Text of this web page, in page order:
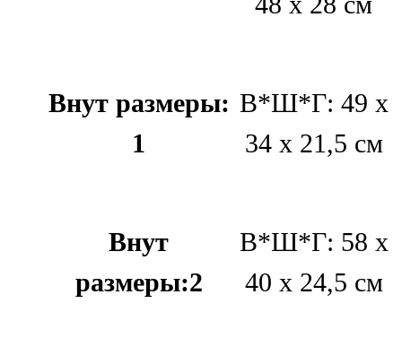
Внут размеры:
1
В*Ш*Г: 49 х
34 х 21,5 см
Внут
размеры:2
В*Ш*Г: 58 х
40 х 24,5 см